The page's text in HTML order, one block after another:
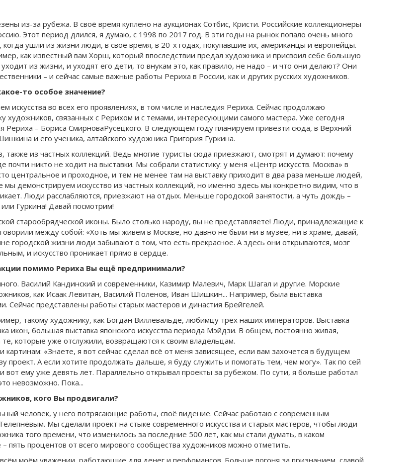
из-за рубежа. В своё время куплено на аукционах Сотбис, Кристи. Российские коллекционеры
Этот период длился, я думаю, с 1998 по 2017 год. В эти годы на рынок попало очень много
когда ушли из жизни люди, в своё время, в 20-х годах, покупавшие их, американцы и европейцы.
как известный вам Хорш, который впоследствии предал художника и присвоил себе большую
из жизни, и уходят его дети, то внукам это, как правило, не надо – и что они делают? Они
– и сейчас самые важные работы Рериха в России, как и других русских художников.
то особое значение?
искусства во всех его проявлениях, в том числе и наследия Рериха. Сейчас продолжаю
художников, связанных с Рерихом и с темами, интересующими самого мастера. Уже сегодня
Рериха – Бориса СмирноваРусецкого. В следующем году планируем привезти сюда, в Верхний
и его ученика, алтайского художника Григория Гуркина.
из частных коллекций. Ведь многие туристы сюда приезжают, смотрят и думают: почему
никто не ходит на выставки. Мы собрали статистику: у меня «Центр искусств. Москва» в
центральное и проходное, и тем не менее там на выставку приходит в два раза меньше людей,
демонстрируем искусство из частных коллекций, но именно здесь мы конкретно видим, что в
Люди расслабляются, приезжают на отдых. Меньше городской занятости, а чуть дождь –
Гуркина! Давай посмотрим!
старообрядческой иконы. Было столько народу, вы не представляете! Люди, принадлежащие к
между собой: «Хоть мы живём в Москве, но давно не были ни в музее, ни в храме, давай,
городской жизни люди забывают о том, что есть прекрасное. А здесь они открываются, мозг
и искусство проникает прямо в сердце.
помимо Рериха Вы ещё предпринимали?
Василий Кандинский и современники, Казимир Малевич, Марк Шагал и другие. Морские
как Исаак Левитан, Василий Поленов, Иван Шишкин... Например, была выставка
представлены работы старых мастеров и династия Брейгелей.
такому художнику, как Богдан Виллевальде, любимцу трёх наших императоров. Выставка
икон, большая выставка японского искусства периода Мэйдзи. В общем, постоянно живая,
которые уже отслужили, возвращаются к своим владельцам.
картинам: «Знаете, я вот сейчас сделал всё от меня зависящее, если вам захочется в будущем
проект. А если хотите продолжать дальше, я буду служить и помогать тем, чем могу». Так по сей
вот ему уже девять лет. Параллельно открывал проекты за рубежом. По сути, я больше работал
невозможно. Пока...
кого Вы продвигали?
человек, у него потрясающие работы, своё видение. Сейчас работаю с современным
Мы сделали проект на стыке современного искусства и старых мастеров, чтобы люди
того времени, что изменилось за последние 500 лет, как мы стали думать, в каком
процентов от всего мирового сообщества художников можно отметить.
моём уважении, работающие для денег и перфомансов. Больше погоня за признанием, славой.